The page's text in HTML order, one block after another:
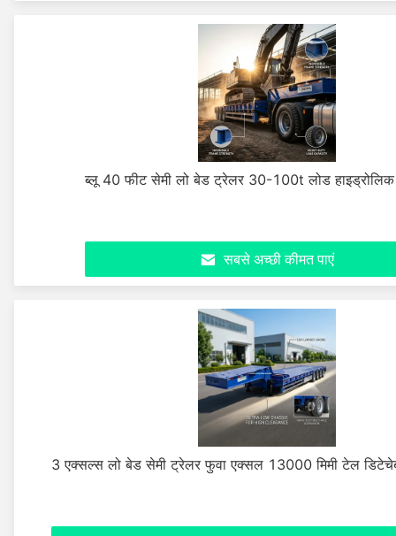
ब्लू 40 फीट सेमी लो बेड ट्रेलर 30-100t लोड हाइड्रोलिक
सबसे अच्छी कीमत पाएं
3 एक्सल्स लो बेड सेमी ट्रेलर फुवा एक्सल 13000 मिमी टेल